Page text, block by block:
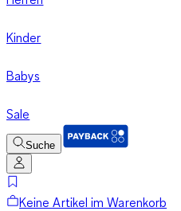
Kinder
Babys
Sale
Suche
Keine Artikel im Warenkorb